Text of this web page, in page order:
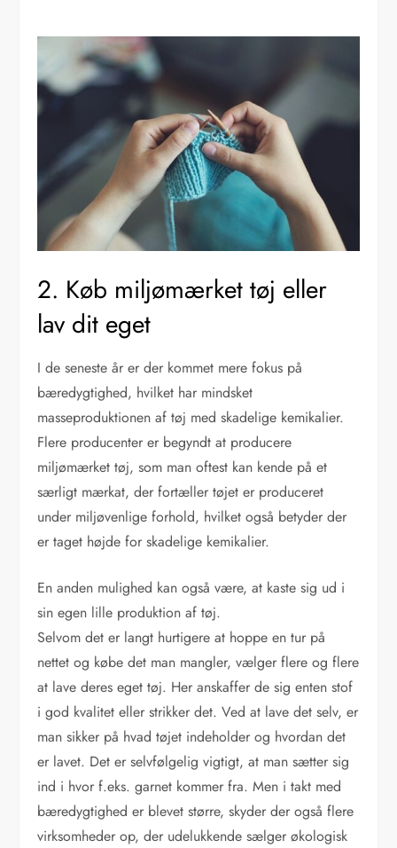
2. Køb miljømærket tøj eller
lav dit eget
I de seneste år er der kommet mere fokus på
bæredygtighed, hvilket har mindsket
masseproduktionen af tøj med skadelige kemikalier.
Flere producenter er begyndt at producere
miljømærket tøj, som man oftest kan kende på et
særligt mærkat, der fortæller tøjet er produceret
under miljøvenlige forhold, hvilket også betyder der
er taget højde for skadelige kemikalier.
En anden mulighed kan også være, at kaste sig ud i
sin egen lille produktion af tøj.
Selvom det er langt hurtigere at hoppe en tur på
nettet og købe det man mangler, vælger flere og flere
at lave deres eget tøj. Her anskaffer de sig enten stof
i god kvalitet eller strikker det. Ved at lave det selv, er
man sikker på hvad tøjet indeholder og hvordan det
er lavet. Det er selvfølgelig vigtigt, at man sætter sig
ind i hvor f.eks. garnet kommer fra. Men i takt med
bæredygtighed er blevet større, skyder der også flere
virksomheder op, der udelukkende sælger økologisk